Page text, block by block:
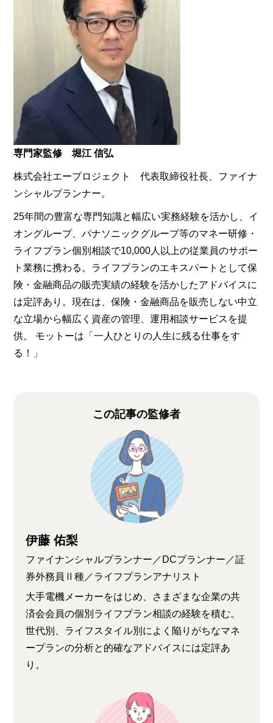
専門家監修 堀江 信弘
株式会社エープロジェクト 代表取締役社長、ファイナ
ンシャルプランナー。
25年間の豊富な専門知識と幅広い実務経験を活かし、イ
オングループ、パナソニックグループ等のマネー研修・
ライフプラン個別相談で10,000人以上の従業員のサポー
ト業務に携わる。ライフプランのエキスパートとして保
険・金融商品の販売実績の経験を活かしたアドバイスに
は定評あり。現在は、保険・金融商品を販売しない中立
な立場から幅広く資産の管理、運用相談サービスを提
供。 モットーは「一人ひとりの人生に残る仕事をす
る！」
この記事の監修者
伊藤 佑梨
ファイナンシャルプランナー／DCプランナー／証
券外務員Ⅱ種／ライフプランアナリスト
大手電機メーカーをはじめ、さまざまな企業の共
済会会員の個別ライフプラン相談の経験を積む。
世代別、ライフスタイル別によく陥りがちなマネ
ープランの分析と的確なアドバイスには定評あ
り。